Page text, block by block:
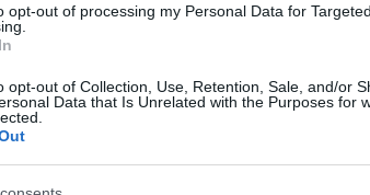
opt-out of processing my Personal Data for Targeted
opt-out of Collection, Use, Retention, Sale, and/or
Data that Is Unrelated with the Purposes for